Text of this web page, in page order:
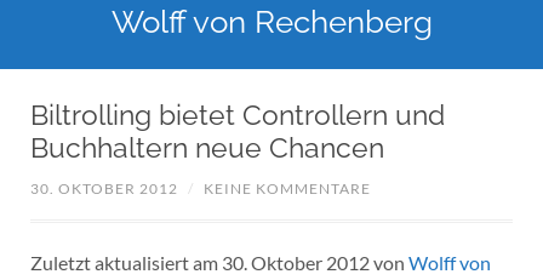
Wolff von Rechenberg
Biltrolling bietet Controllern und
Buchhaltern neue Chancen
30. OKTOBER 2012 / KEINE KOMMENTARE
Zuletzt aktualisiert am 30. Oktober 2012 von Wolff von